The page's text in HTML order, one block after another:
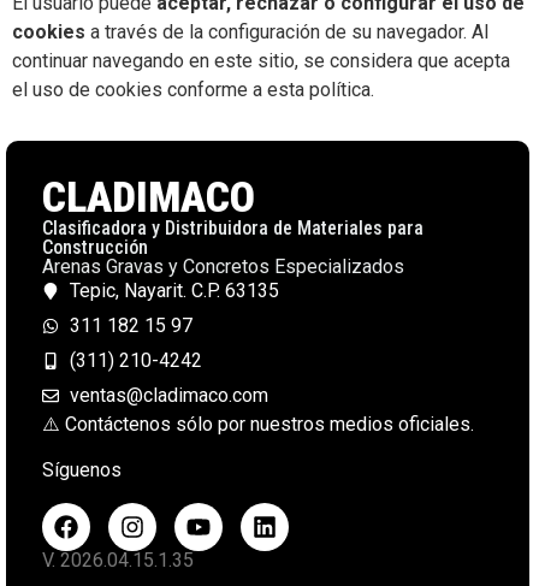
cookies a través de la configuración de su navegador. Al
continuar navegando en este sitio, se considera que acepta
el uso de cookies conforme a esta política.
CLADIMACO
Clasificadora y Distribuidora de Materiales para
Construcción
Arenas Gravas y Concretos Especializados
Tepic, Nayarit. C.P. 63135
311 182 15 97
(311) 210-4242
ventas@cladimaco.com
⚠️ Contáctenos sólo por nuestros medios oficiales.
Síguenos
V. 2026.04.15.1.35